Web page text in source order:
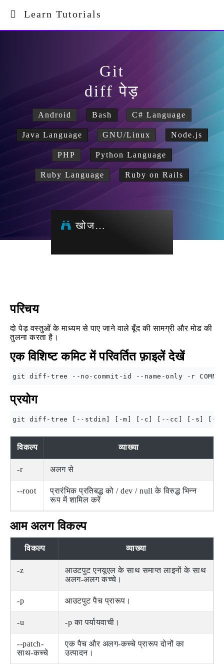
Learn Tutorials
Git
diff पेड़
Android Bash C# Language
Java Language GNU/Linux Node.js
PHP Python Language
Ruby Language Ruby on Rails
खोज…
परिचय
दो पेड़ वस्तुओं के माध्यम से पाए जाने वाले बूँद की सामग्री और मोड की
तुलना करता है।
एक विशिष्ट कमिट में परिवर्तित फ़ाइलें देखें
प्रयोग
विकल्प व्याख्या
-r अलग से
--root
प्रारंभिक प्रतिबद्ध को / dev / null के विरुद्ध भिन्न
रूप में शामिल करें
आम अलग विकल्प
विकल्प व्याख्या
-z
आउटपुट एनयूएल के साथ समाप्त लाइनों के साथ
अलग-अलग कच्चे।
-p आउटपुट पैच प्रारूप।
-u -p का पर्यायवाची।
--patch-
साथ-कच्चे
एक पैच और अलग-कच्चे प्रारूप दोनों का
उत्पादन।